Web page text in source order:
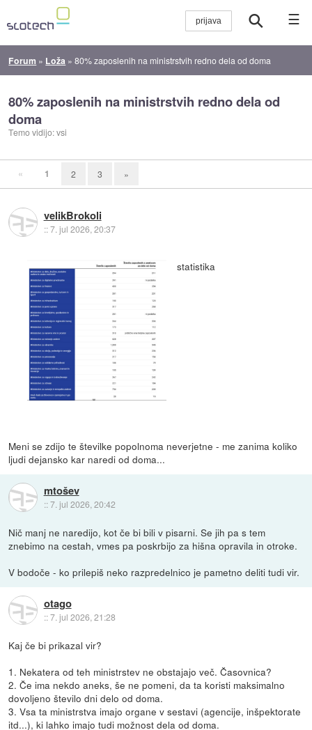
☰
Forum » Loža »80% zaposlenih na ministrstvih redno dela od doma
80% zaposlenih na ministrstvih redno dela od
doma
Temo vidijo: vsi
« 1 2 3 »
velikBrokoli
::7. jul 2026, 20:37
statistika
Meni se zdijo te številke popolnoma neverjetne - me zanima koliko
ljudi dejansko kar naredi od doma...
mtošev
::7. jul 2026, 20:42
Nič manj ne naredijo, kot če bi bili v pisarni. Se jih pa s tem
znebimo na cestah, vmes pa poskrbijo za hišna opravila in otroke.
V bodoče - ko prilepiš neko razpredelnico je pametno deliti tudi vir.
otago
::7. jul 2026, 21:28
Kaj če bi prikazal vir?
1. Nekatera od teh ministrstev ne obstajajo več. Časovnica?
2. Če ima nekdo aneks, še ne pomeni, da ta koristi maksimalno
dovoljeno število dni delo od doma.
3. Vsa ta ministrstva imajo organe v sestavi (agencije, inšpektorate
itd...), ki lahko imajo tudi možnost dela od doma.